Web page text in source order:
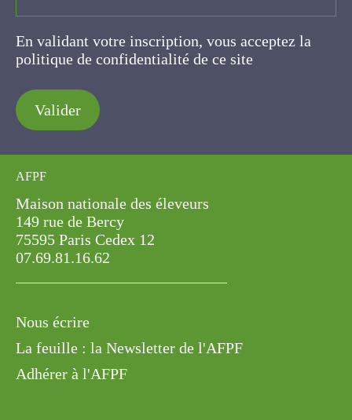
En validant votre inscription, vous acceptez la
politique de confidentialité de ce site
Valider
AFPF
Maison nationale des éleveurs
149 rue de Bercy
75595 Paris Cedex 12
07.69.81.16.62
Nous écrire
La feuille : la Newsletter de l'AFPF
Adhérer à l'AFPF